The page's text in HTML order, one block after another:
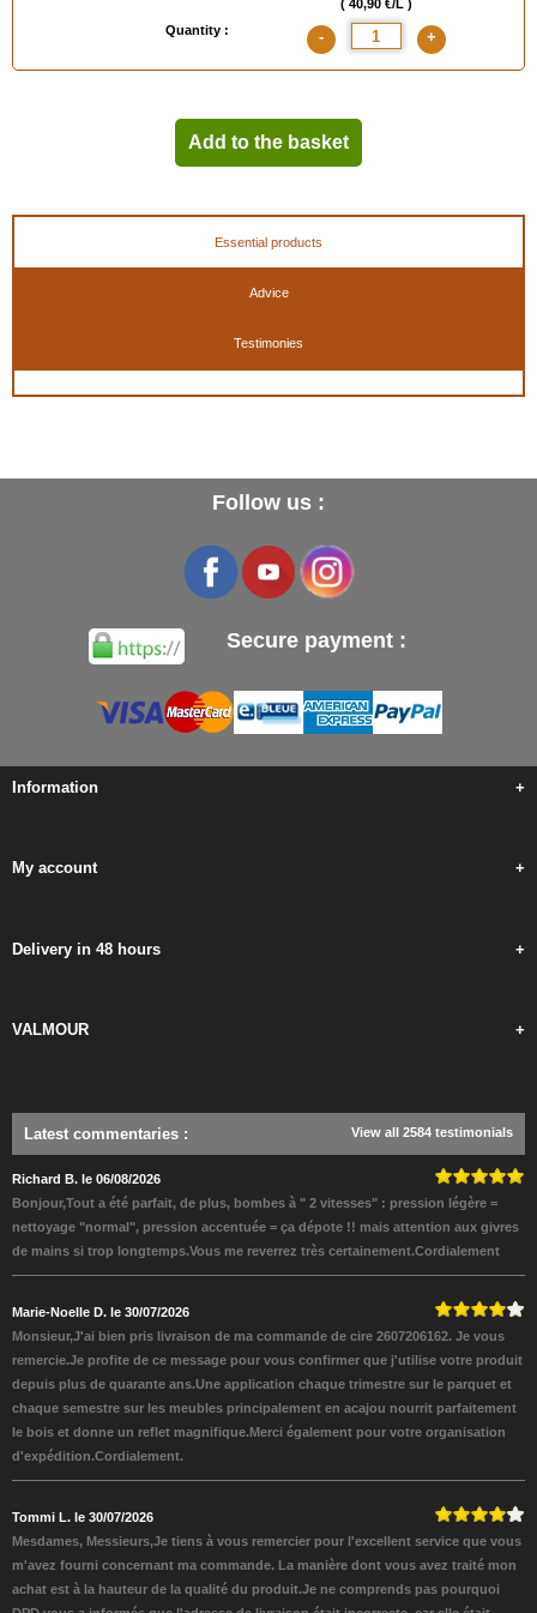
( 40,90 €/L )
Quantity :
- +
Add to the basket
Essential products
Advice
Testimonies
Follow us :
Secure payment :
Information +
My account +
Delivery in 48 hours +
VALMOUR +
Latest commentaries : View all 2584 testimonials
Richard B. le 06/08/2026
Bonjour,Tout a été parfait, de plus, bombes à " 2 vitesses" : pression légère =
nettoyage "normal", pression accentuée = ça dépote !! mais attention aux givres
de mains si trop longtemps.Vous me reverrez très certainement.Cordialement
Marie-Noelle D. le 30/07/2026
Monsieur,J'ai bien pris livraison de ma commande de cire 2607206162. Je vous
remercie.Je profite de ce message pour vous confirmer que j'utilise votre produit
depuis plus de quarante ans.Une application chaque trimestre sur le parquet et
chaque semestre sur les meubles principalement en acajou nourrit parfaitement
le bois et donne un reflet magnifique.Merci également pour votre organisation
d'expédition.Cordialement.
Tommi L. le 30/07/2026
Mesdames, Messieurs,Je tiens à vous remercier pour l'excellent service que vous
m'avez fourni concernant ma commande. La manière dont vous avez traité mon
achat est à la hauteur de la qualité du produit.Je ne comprends pas pourquoi